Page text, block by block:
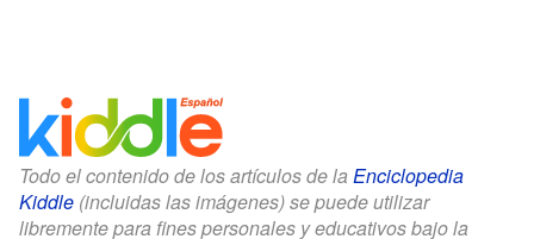
Todo el contenido de los artículos de la Enciclopedia
Kiddle (incluidas las imágenes) se puede utilizar
libremente para fines personales y educativos bajo la